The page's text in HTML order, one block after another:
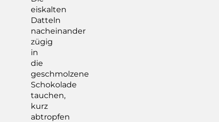
eiskalten
Datteln
nacheinander
zügig
in
die
geschmolzene
Schokolade
tauchen,
kurz
abtropfen